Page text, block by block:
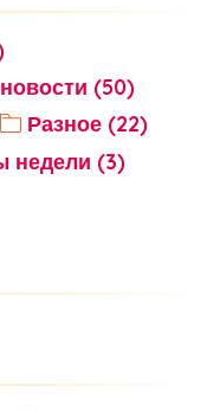
(50)
Разное (22)
недели (3)